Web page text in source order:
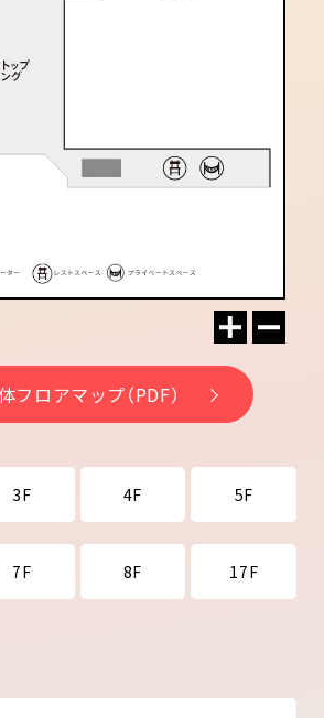
zoom inzoom
フロアマップ（PDF）
3F 4F 5F
7F 8F 17F